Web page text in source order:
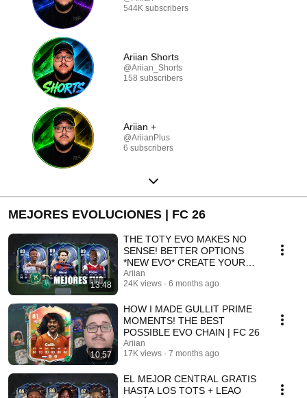
544K subscribers
Ariian Shorts
@Ariian_Shorts
158 subscribers
Ariian +
@AriianPlus
6 subscribers
MEJORES EVOLUCIONES | FC 26
13:48
THE TOTY EVO MAKES NO
SENSE! BETTER OPTIONS
*NEW EVO* CREATE YOUR
MH TOTY | FC 26
Ariian
24K views
6 months ago
10:57
HOW I MADE GULLIT PRIME
MOMENTS! THE BEST
POSSIBLE EVO CHAIN ​​| FC 26
Ariian
17K views
7 months ago
EL MEJOR CENTRAL GRATIS
HASTA LOS TOTS + LEAO